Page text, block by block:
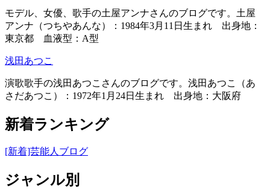
モデル、女優、歌手の土屋アンナさんのブログです。土屋
アンナ（つちやあんな）：1984年3月11日生まれ 出身地：
東京都 血液型：A型
浅田あつこ
演歌歌手の浅田あつこさんのブログです。浅田あつこ（あ
さだあつこ）：1972年1月24日生まれ 出身地：大阪府
新着ランキング
[新着]芸能人ブログ
ジャンル別